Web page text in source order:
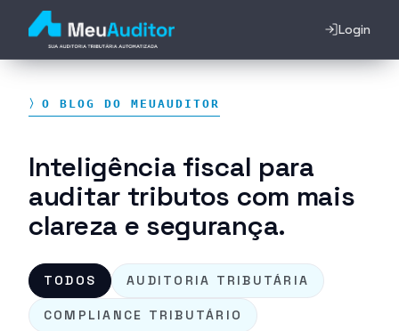
Login
〉O BLOG DO MEUAUDITOR
Inteligência fiscal para
auditar tributos com mais
clareza e segurança.
TODOS AUDITORIA TRIBUTÁRIA
COMPLIANCE TRIBUTÁRIO